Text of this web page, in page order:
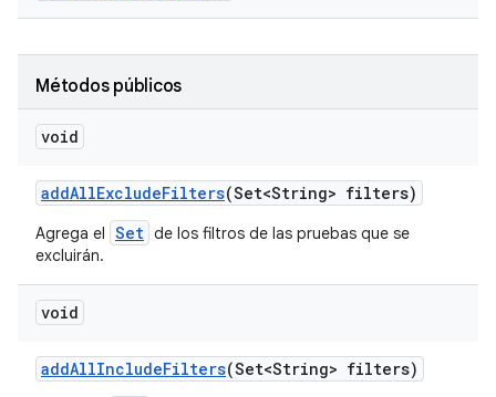
Métodos públicos
void
addAllExcludeFilters(Set<String> filters)
Agrega el Set de los filtros de las pruebas que se
excluirán.
void
addAllIncludeFilters(Set<String> filters)